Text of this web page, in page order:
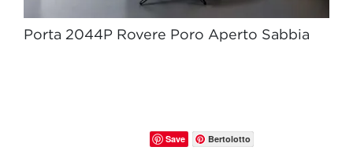
Porta 2044P Rovere Poro Aperto Sabbia
Save Bertolotto